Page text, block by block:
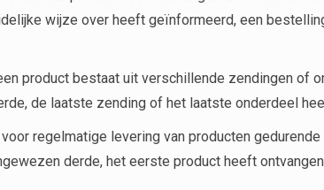
wijze over heeft geïnformeerd, een
product bestaat uit verschillende zendingen of
de laatste zending of het laatste onderdeel
regelmatige levering van producten
derde, het eerste product heeft